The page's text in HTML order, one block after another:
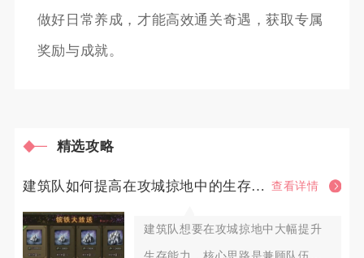
做好日常养成，才能高效通关奇遇，获取专属
奖励与成就。
精选攻略
建筑队如何提高在攻城掠地中的生存能力 查看详情
建筑队想要在攻城掠地中大幅提升
生存能力，核心思路是兼顾队伍基